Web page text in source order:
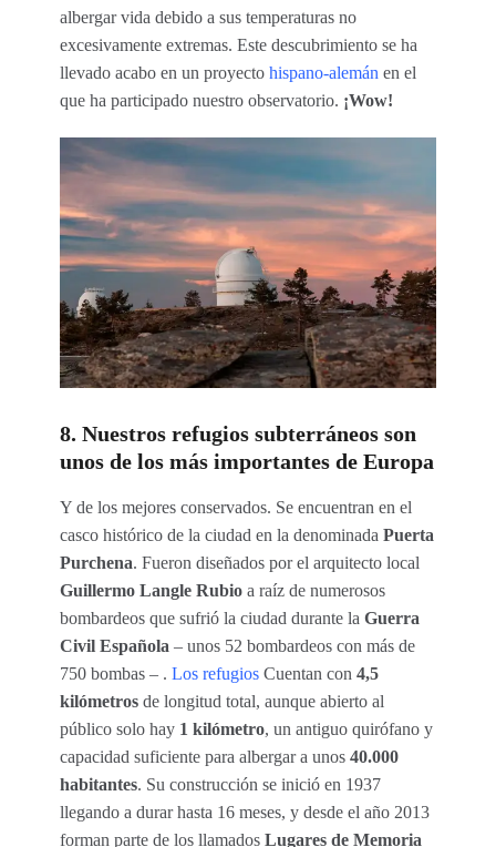
albergar vida debido a sus temperaturas no
excesivamente extremas. Este descubrimiento se ha
llevado acabo en un proyecto hispano-alemán en el
que ha participado nuestro observatorio. ¡Wow!
8. Nuestros refugios subterráneos son
unos de los más importantes de Europa
Y de los mejores conservados. Se encuentran en el
casco histórico de la ciudad en la denominada Puerta
Purchena. Fueron diseñados por el arquitecto local
Guillermo Langle Rubio a raíz de numerosos
bombardeos que sufrió la ciudad durante la Guerra
Civil Española – unos 52 bombardeos con más de
750 bombas – . Los refugios Cuentan con 4,5
kilómetros de longitud total, aunque abierto al
público solo hay 1 kilómetro, un antiguo quirófano y
capacidad suficiente para albergar a unos 40.000
habitantes. Su construcción se inició en 1937
llegando a durar hasta 16 meses, y desde el año 2013
forman parte de los llamados Lugares de Memoria